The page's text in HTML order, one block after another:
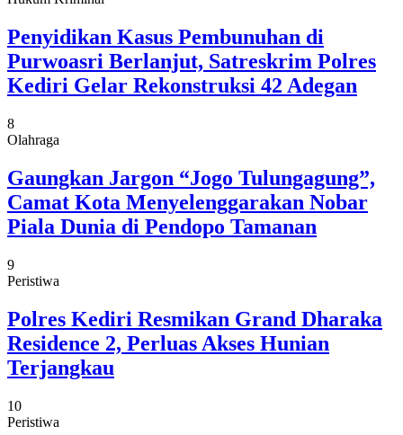
Penyidikan Kasus Pembunuhan di
Purwoasri Berlanjut, Satreskrim Polres
Kediri Gelar Rekonstruksi 42 Adegan
8
Olahraga
Gaungkan Jargon “Jogo Tulungagung”,
Camat Kota Menyelenggarakan Nobar
Piala Dunia di Pendopo Tamanan
9
Peristiwa
Polres Kediri Resmikan Grand Dharaka
Residence 2, Perluas Akses Hunian
Terjangkau
10
Peristiwa